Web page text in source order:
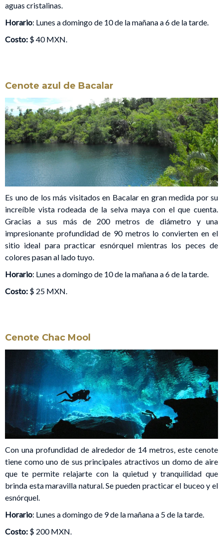
aguas cristalinas.
Horario: Lunes a domingo de 10 de la mañana a 6 de la tarde.
Costo: $ 40 MXN.
Cenote azul de Bacalar
Es uno de los más visitados en Bacalar en gran medida por su
increíble vista rodeada de la selva maya con el que cuenta.
Gracias a sus más de 200 metros de diámetro y una
impresionante profundidad de 90 metros lo convierten en el
sitio ideal para practicar esnórquel mientras los peces de
colores pasan al lado tuyo.
Horario: Lunes a domingo de 10 de la mañana a 6 de la tarde.
Costo: $ 25 MXN.
Cenote Chac Mool
Con una profundidad de alrededor de 14 metros, este cenote
tiene como uno de sus principales atractivos un domo de aire
que te permite relajarte con la quietud y tranquilidad que
brinda esta maravilla natural. Se pueden practicar el buceo y el
esnórquel.
Horario: Lunes a domingo de 9 de la mañana a 5 de la tarde.
Costo: $ 200 MXN.